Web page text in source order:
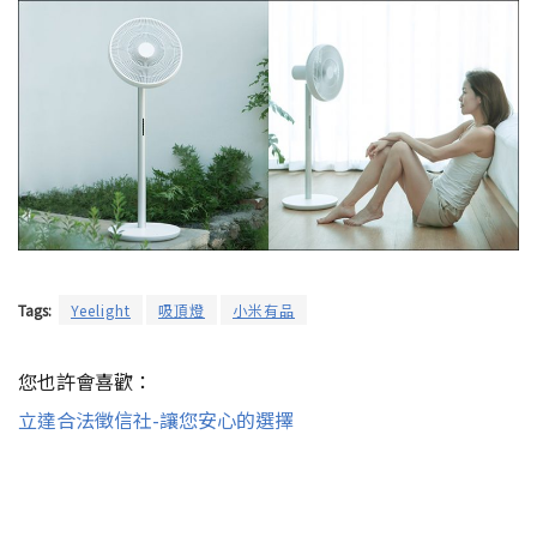
Tags: Yeelight 吸頂燈 小米有品
您也許會喜歡：
立達合法徵信社-讓您安心的選擇